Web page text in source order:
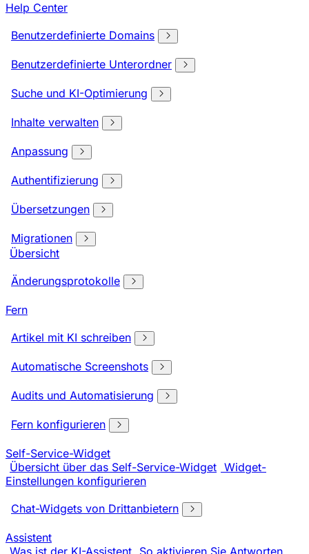
Help Center
Benutzerdefinierte Domains
Benutzerdefinierte Unterordner
Suche und KI-Optimierung
Inhalte verwalten
Anpassung
Authentifizierung
Übersetzungen
Migrationen
Übersicht
Änderungsprotokolle
Fern
Artikel mit KI schreiben
Automatische Screenshots
Audits und Automatisierung
Fern konfigurieren
Self-Service-Widget
Übersicht über das Self-Service-Widget Widget-
Einstellungen konfigurieren
Chat-Widgets von Drittanbietern
Assistent
Was ist der KI-Assistent So aktivieren Sie Antworten